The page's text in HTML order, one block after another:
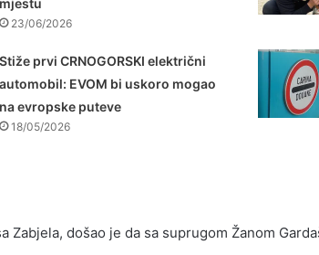
23/06/2026
Stiže prvi CRNOGORSKI električni
automobil: EVOM bi uskoro mogao
na evropske puteve
18/05/2026
Zabjela, došao je da sa suprugom Žanom